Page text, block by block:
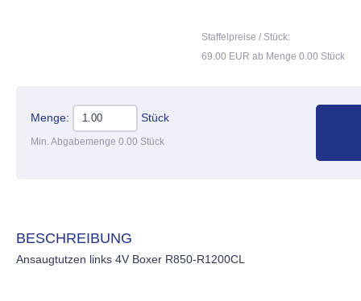
Staffelpreise / Stück:
69.00 EUR ab Menge 0.00 Stück
Menge: Stück
Min. Abgabemenge 0.00 Stück
BESCHREIBUNG
Ansaugtutzen links 4V Boxer R850-R1200CL